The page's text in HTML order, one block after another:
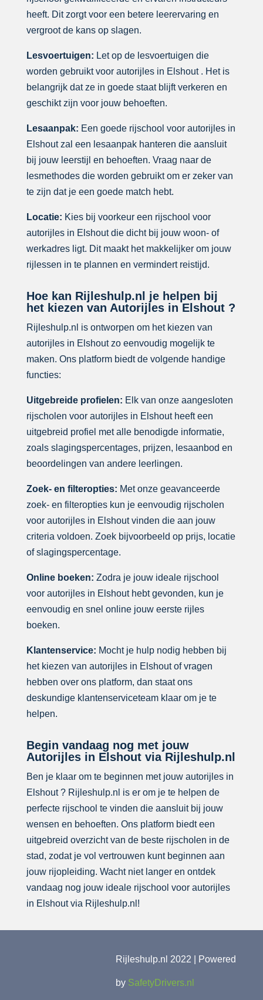
heeft. Dit zorgt voor een betere leerervaring en
vergroot de kans op slagen.
Lesvoertuigen: Let op de lesvoertuigen die
worden gebruikt voor autorijles in Elshout . Het is
belangrijk dat ze in goede staat blijft verkeren en
geschikt zijn voor jouw behoeften.
Lesaanpak: Een goede rijschool voor autorijles in
Elshout zal een lesaanpak hanteren die aansluit
bij jouw leerstijl en behoeften. Vraag naar de
lesmethodes die worden gebruikt om er zeker van
te zijn dat je een goede match hebt.
Locatie: Kies bij voorkeur een rijschool voor
autorijles in Elshout die dicht bij jouw woon- of
werkadres ligt. Dit maakt het makkelijker om jouw
rijlessen in te plannen en vermindert reistijd.
Hoe kan Rijleshulp.nl je helpen bij
het kiezen van Autorijles in Elshout ?
Rijleshulp.nl is ontworpen om het kiezen van
autorijles in Elshout zo eenvoudig mogelijk te
maken. Ons platform biedt de volgende handige
functies:
Uitgebreide profielen: Elk van onze aangesloten
rijscholen voor autorijles in Elshout heeft een
uitgebreid profiel met alle benodigde informatie,
zoals slagingspercentages, prijzen, lesaanbod en
beoordelingen van andere leerlingen.
Zoek- en filteropties: Met onze geavanceerde
zoek- en filteropties kun je eenvoudig rijscholen
voor autorijles in Elshout vinden die aan jouw
criteria voldoen. Zoek bijvoorbeeld op prijs, locatie
of slagingspercentage.
Online boeken: Zodra je jouw ideale rijschool
voor autorijles in Elshout hebt gevonden, kun je
eenvoudig en snel online jouw eerste rijles
boeken.
Klantenservice: Mocht je hulp nodig hebben bij
het kiezen van autorijles in Elshout of vragen
hebben over ons platform, dan staat ons
deskundige klantenserviceteam klaar om je te
helpen.
Begin vandaag nog met jouw
Autorijles in Elshout via Rijleshulp.nl
Ben je klaar om te beginnen met jouw autorijles in
Elshout ? Rijleshulp.nl is er om je te helpen de
perfecte rijschool te vinden die aansluit bij jouw
wensen en behoeften. Ons platform biedt een
uitgebreid overzicht van de beste rijscholen in de
stad, zodat je vol vertrouwen kunt beginnen aan
jouw rijopleiding. Wacht niet langer en ontdek
vandaag nog jouw ideale rijschool voor autorijles
in Elshout via Rijleshulp.nl!
Rijleshulp.nl 2022 | Powered
by SafetyDrivers.nl